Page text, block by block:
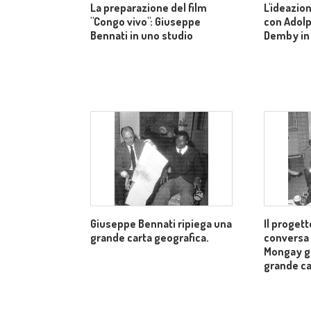
La preparazione del film
"Congo vivo": Giuseppe
Bennati in uno studio
con
Demby
Giuseppe Bennati ripiega una
grande carta geografica.
Il
Mongay
grande